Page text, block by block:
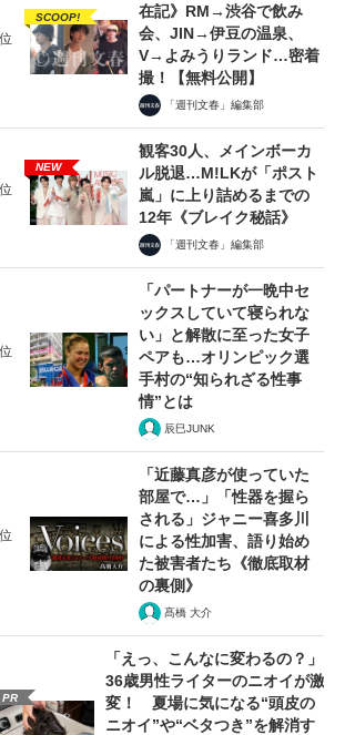
SCOOP!
在記》RM→渋谷で飲み
会、JIN→伊豆の温泉、
V→よみうりランド…密着
撮！【無料公開】
「週刊文春」編集部
NEW
観客30人、メインボーカ
ル脱退…M!LKが「ポスト
嵐」に上り詰めるまでの
12年《ブレイク秘話》
「週刊文春」編集部
「パートナーが一晩中セ
ックスしていて寝られな
い」と解散に至った女子
ペアも…オリンピック選
手村の“知られざる性事
情”とは
辰巳JUNK
「近藤真彦が使っていた
部屋で…」「性器を握ら
される」ジャニー喜多川
による性加害、語り始め
た被害者たち《徹底取材
の裏側》
髙橋 大介
PR
「えっ、こんなに変わるの？」
36歳男性ライターのニオイが激
変！ 夏場に気になる“頭皮の
ニオイ”や“ベタつき”を解消す